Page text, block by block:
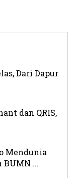
Dari Dapur
dan QRIS,
Mendunia
...